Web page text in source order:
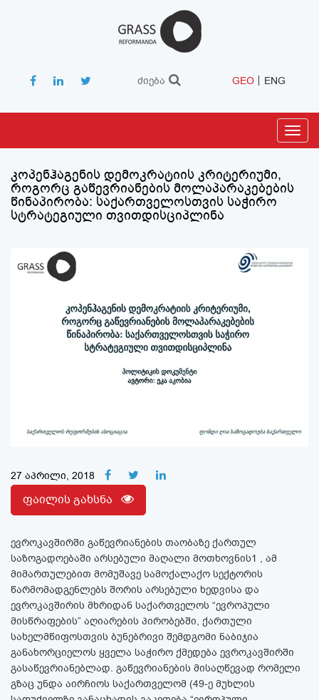
ძიება GEO ENG
კოპენჰაგენის დემოკრატიის კრიტერიუმი,
როგორც გაწევრიანების მოლაპარაკებების
წინაპირობა: საქართველოსთვის საჭირო
სტრატეგიული თვითდისციპლინა
27 აპრილი, 2018
ფაილის გახსნა
ევროკავშირში გაწევრიანების თაობაზე ქართულ
საზოგადოებაში არსებული მაღალი მოთხოვნის1 , ამ
მიმართულებით მომუშავე სამოქალაქო სექტორის
წარმომადგენლებს შორის არსებული ხედვისა და
ევროკავშირის მხრიდან საქართველოს “ევროპული
მისწრაფების” აღიარების პირობებში, ქართული
სახელმწიფოსთვის ბუნებრივი შემდგომი ნაბიჯია
განახორციელოს ყველა საჭირო ქმედება ევროკავშირში
გასაწევრიანებლად. გაწევრიანების მისაღწევად რომელი
გზაც უნდა აირჩიოს საქართველომ (49-ე მუხლის